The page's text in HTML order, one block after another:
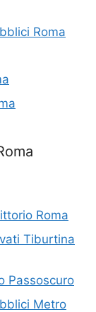
Roma
Roma
Tiburtina
Passoscuro
Metro